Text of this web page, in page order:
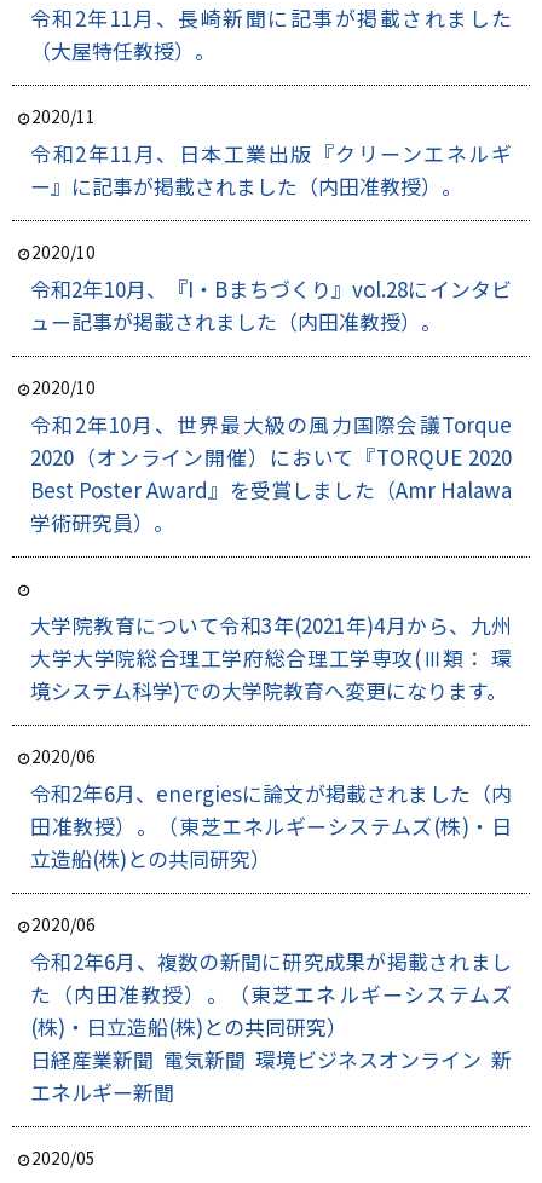
令和2年11月、長崎新聞に記事が掲載されました
（大屋特任教授）。
2020/11
令和2年11月、日本工業出版『クリーンエネルギ
ー』に記事が掲載されました（内田准教授）。
2020/10
令和2年10月、『I・Bまちづくり』vol.28にインタビ
ュー記事が掲載されました（内田准教授）。
2020/10
令和2年10月、世界最大級の風力国際会議Torque
2020（オンライン開催）において『TORQUE 2020
Best Poster Award』を受賞しました（Amr Halawa
学術研究員）。
大学院教育について令和3年(2021年)4月から、九州
大学大学院総合理工学府総合理工学専攻(Ⅲ類： 環
境システム科学)での大学院教育へ変更になります。
2020/06
令和2年6月、energiesに論文が掲載されました（内
田准教授）。
（東芝エネルギーシステムズ(株)・日
立造船(株)との共同研究）
2020/06
令和2年6月、複数の新聞に研究成果が掲載されまし
た（内田准教授）。
（東芝エネルギーシステムズ
(株)・日立造船(株)との共同研究）
日経産業新聞 電気新聞 環境ビジネスオンライン 新
エネルギー新聞
2020/05